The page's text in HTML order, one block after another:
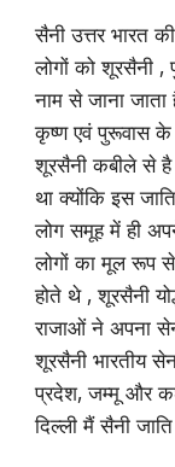
सैनी उत्तर भारत
लोगों को शूरसैनी
नाम से जाना
कृष्ण एवं पुरूवास
शूरसैनी कबीले से है
था क्योंकि इस
लोग समूह में ही
लोगों का मूल रूप से
होते थे , शूरसैनी
राजाओं ने अपना
शूरसैनी भारतीय
प्रदेश, जम्मू और
दिल्ली मैं सैनी